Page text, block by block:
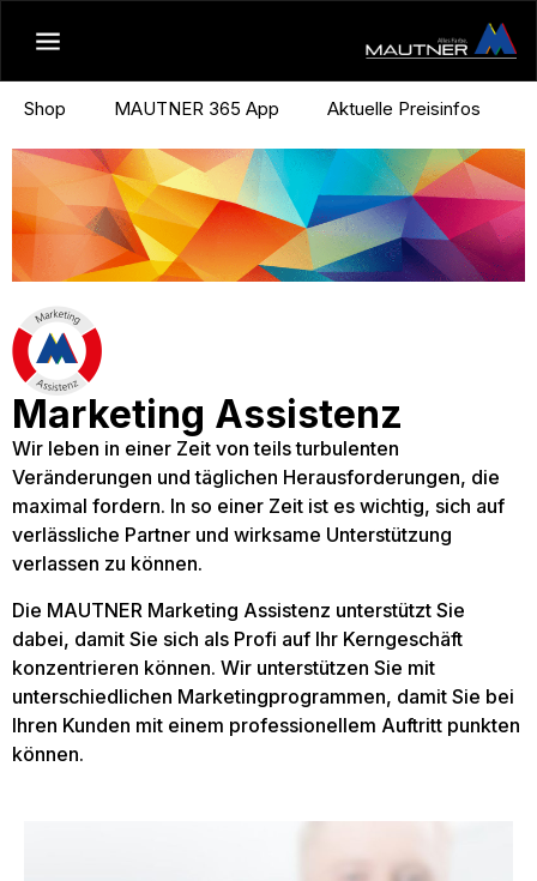
Shop MAUTNER 365 App Aktuelle Preisinfos
Marketing Assistenz
Wir leben in einer Zeit von teils turbulenten
Veränderungen und täglichen Herausforderungen, die
maximal fordern. In so einer Zeit ist es wichtig, sich auf
verlässliche Partner und wirksame Unterstützung
verlassen zu können.
Die MAUTNER Marketing Assistenz unterstützt Sie
dabei, damit Sie sich als Profi auf Ihr Kerngeschäft
konzentrieren können. Wir unterstützen Sie mit
unterschiedlichen Marketingprogrammen, damit Sie bei
Ihren Kunden mit einem professionellem Auftritt punkten
können.